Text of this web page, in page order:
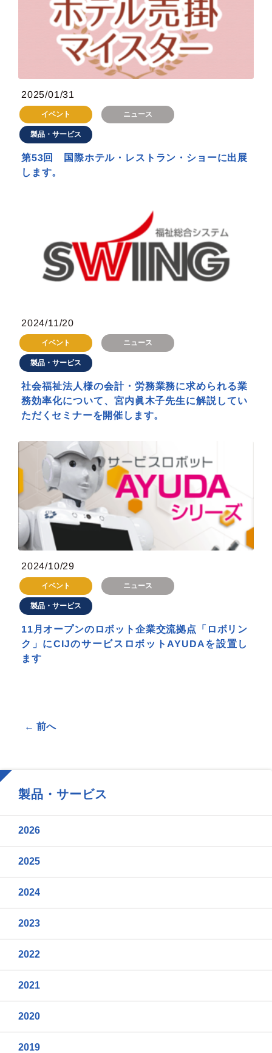
第53回 国際ホテル・レストラン・ショーに出展
します。
2025/01/31
イベント ニュース
製品・サービス
社会福祉法人様の会計・労務業務に求められる業
務効率化について、宮内眞木子先生に解説してい
ただくセミナーを開催します。
2024/11/20
イベント ニュース
製品・サービス
11月オープンのロボット企業交流拠点「ロボリン
ク」にCIJのサービスロボットAYUDAを設置し
ます
2024/10/29
イベント ニュース
製品・サービス
← 前へ
製品・サービス
2026
2025
2024
2023
2022
2021
2020
2019